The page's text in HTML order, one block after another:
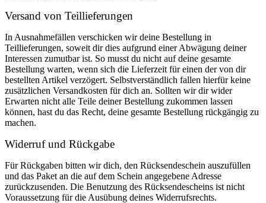
Versand von Teillieferungen
In Ausnahmefällen verschicken wir deine Bestellung in
Teillieferungen, soweit dir dies aufgrund einer Abwägung deiner
Interessen zumutbar ist. So musst du nicht auf deine gesamte
Bestellung warten, wenn sich die Lieferzeit für einen der von dir
bestellten Artikel verzögert. Selbstverständlich fallen hierfür keine
zusätzlichen Versandkosten für dich an. Sollten wir dir wider
Erwarten nicht alle Teile deiner Bestellung zukommen lassen
können, hast du das Recht, deine gesamte Bestellung rückgängig zu
machen.
Widerruf und Rückgabe
Für Rückgaben bitten wir dich, den Rücksendeschein auszufüllen
und das Paket an die auf dem Schein angegebene Adresse
zurückzusenden. Die Benutzung des Rücksendescheins ist nicht
Voraussetzung für die Ausübung deines Widerrufsrechts.